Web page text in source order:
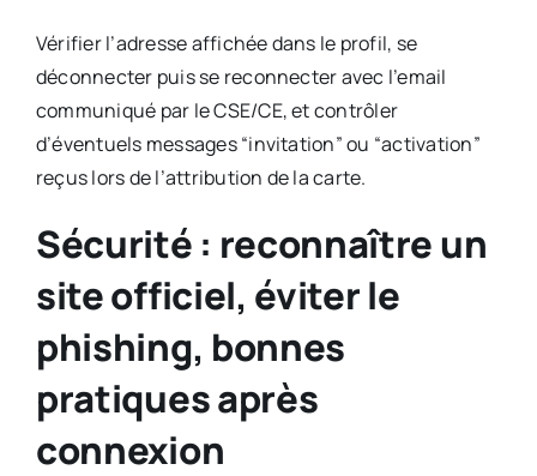
Vérifier l’adresse affichée dans le profil, se
déconnecter puis se reconnecter avec l’email
communiqué par le CSE/CE, et contrôler
d’éventuels messages “invitation” ou “activation”
reçus lors de l’attribution de la carte.
Sécurité : reconnaître un
site officiel, éviter le
phishing, bonnes
pratiques après
connexion